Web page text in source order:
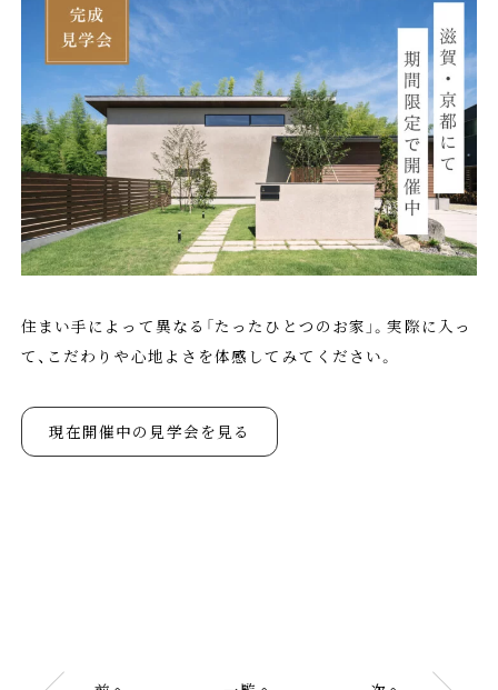
住まい手によって異なる「たったひとつのお家」。実際に入っ
て、こだわりや心地よさを体感してみてください。
現在開催中の見学会を見る